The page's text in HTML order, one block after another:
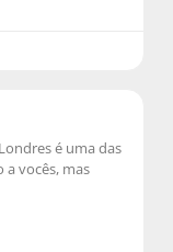
é uma das
a vocês, mas